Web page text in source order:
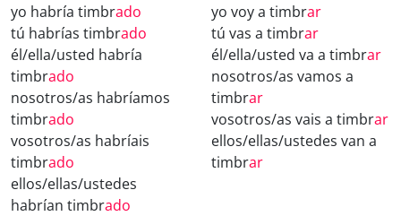
yo habría timbrado
tú habrías timbrado
él/ella/usted habría
timbrado
nosotros/as habríamos
timbrado
vosotros/as habríais
timbrado
ellos/ellas/ustedes
habrían timbrado
yo voy a timbrar
tú vas a timbrar
él/ella/usted va a timbrar
nosotros/as vamos a
timbrar
vosotros/as vais a timbrar
ellos/ellas/ustedes van a
timbrar